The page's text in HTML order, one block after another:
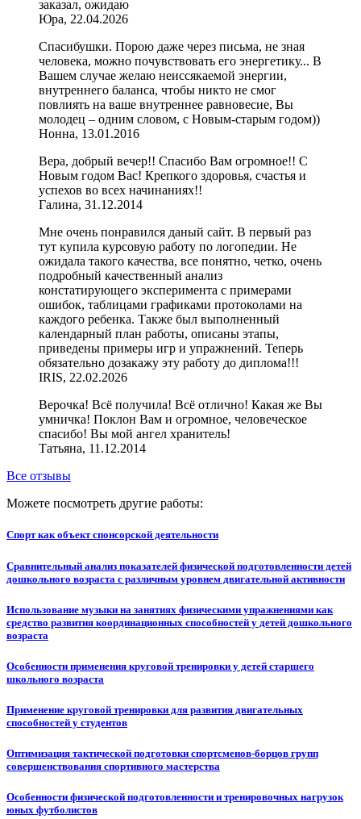
заказал, ожидаю
Юра, 22.04.2026
Спасибушки. Порою даже через письма, не зная
человека, можно почувствовать его энергетику... В
Вашем случае желаю неиссякаемой энергии,
внутреннего баланса, чтобы никто не смог
повлиять на ваше внутреннее равновесие, Вы
молодец – одним словом, с Новым-старым годом))
Нонна, 13.01.2016
Вера, добрый вечер!! Спасибо Вам огромное!! С
Новым годом Вас! Крепкого здоровья, счастья и
успехов во всех начинаниях!!
Галина, 31.12.2014
Мне очень понравился даный сайт. В первый раз
тут купила курсовую работу по логопедии. Не
ожидала такого качества, все понятно, четко, очень
подробный качественный анализ
констатирующего эксперимента с примерами
ошибок, таблицами графиками протоколами на
каждого ребенка. Также был выполненный
календарный план работы, описаны этапы,
приведены примеры игр и упражнений. Теперь
обязательно дозакажу эту работу до диплома!!!
IRIS, 22.02.2026
Верочка! Всё получила! Всё отлично! Какая же Вы
умничка! Поклон Вам и огромное, человеческое
спасибо! Вы мой ангел хранитель!
Татьяна, 11.12.2014
Все отзывы
Можете посмотреть другие работы:
Спорт как объект спонсорской деятельности
Сравнительный анализ показателей физической подготовленности детей
дошкольного возраста с различным уровнем двигательной активности
Использование музыки на занятиях физическими упражнениями как
средство развития координационных способностей у детей дошкольного
возраста
Особенности применения круговой тренировки у детей старшего
школьного возраста
Применение круговой тренировки для развития двигательных
способностей у студентов
Оптимизация тактической подготовки спортсменов-борцов групп
совершенствования спортивного мастерства
Особенности физической подготовленности и тренировочных нагрузок
юных футболистов